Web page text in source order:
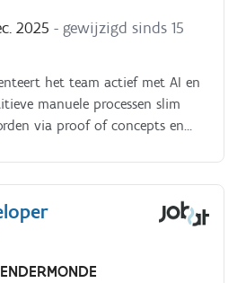
2025 - gewijzigd sinds 15
het team actief met AI en
manuele processen slim
via proof of concepts en